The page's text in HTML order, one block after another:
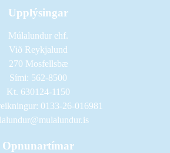
Upplýsingar
Múlalundur ehf.
Við Reykjalund
270 Mosfellsbæ
Sími: 562-8500
Kt. 630124-1150
0133-26-016981
Opnunartímar